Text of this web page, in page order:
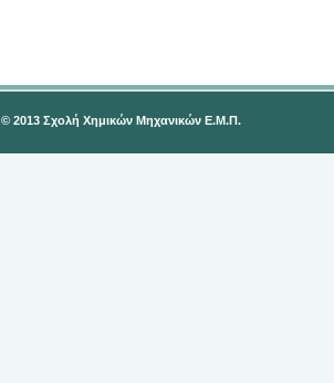
© 2013 Σχολή Χημικών Μηχανικών Ε.Μ.Π.